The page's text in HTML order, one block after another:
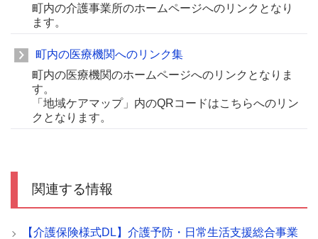
町内の介護事業所のホームページへのリンクとなり
ます。
町内の医療機関へのリンク集
町内の医療機関のホームページへのリンクとなりま
す。
「地域ケアマップ」内のQRコードはこちらへのリン
クとなります。
関連する情報
【介護保険様式DL】介護予防・日常生活支援総合事業